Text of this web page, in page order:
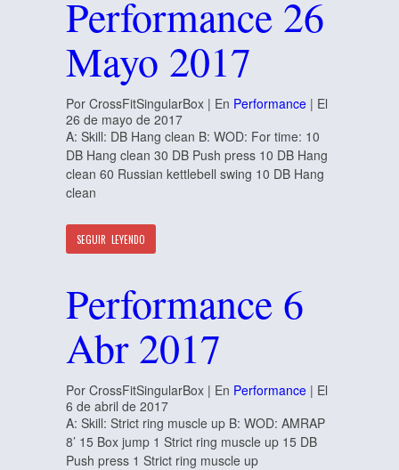
Performance 26
Mayo 2017
Por CrossFitSingularBox | En Performance | El
26 de mayo de 2017
A: Skill: DB Hang clean B: WOD: For time: 10
DB Hang clean 30 DB Push press 10 DB Hang
clean 60 Russian kettlebell swing 10 DB Hang
clean
SEGUIR LEYENDO
Performance 6
Abr 2017
Por CrossFitSingularBox | En Performance | El
6 de abril de 2017
A: Skill: Strict ring muscle up B: WOD: AMRAP
8’ 15 Box jump 1 Strict ring muscle up 15 DB
Push press 1 Strict ring muscle up